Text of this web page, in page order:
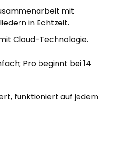
mit
in Echtzeit.
Cloud-Technologie.
Pro beginnt bei 14
funktioniert auf jedem